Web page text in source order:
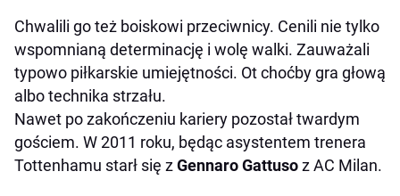
Chwalili go też boiskowi przeciwnicy. Cenili nie tylko
wspomnianą determinację i wolę walki. Zauważali
typowo piłkarskie umiejętności. Ot choćby gra głową
albo technika strzału.
Nawet po zakończeniu kariery pozostał twardym
gościem. W 2011 roku, będąc asystentem trenera
Tottenhamu starł się zGennaro Gattusoz AC Milan.